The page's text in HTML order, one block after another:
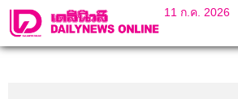
11 ก.ค. 2026